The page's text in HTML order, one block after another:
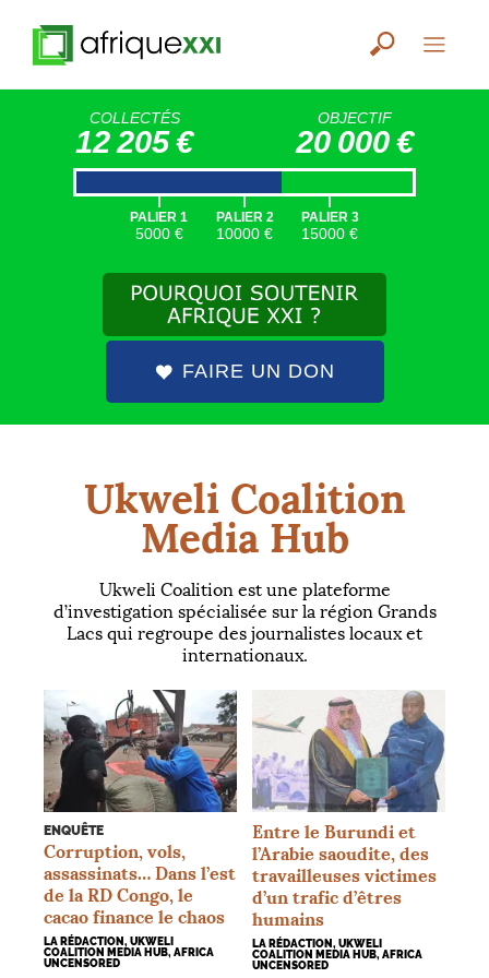
COLLECTÉS
12 205 €
OBJECTIF
20 000 €
|
PALIER 1
5000 €
|
PALIER 2
10000 €
|
PALIER 3
15000 €
FAIRE UN DON
Ukweli Coalition
Media Hub
Ukweli Coalition est une plateforme
d’investigation spécialisée sur la région Grands
Lacs qui regroupe des journalistes locaux et
internationaux.
ENQUÊTE
Corruption, vols,
assassinats… Dans l’est
de laRD Congo, le
cacao finance le chaos
LA RÉDACTION, UKWELI
COALITION MEDIA HUB, AFRICA
UNCENSORED
Entre le Burundi et
l’Arabie saoudite, des
travailleuses victimes
d’un trafic d’êtres
humains
LA RÉDACTION, UKWELI
COALITION MEDIA HUB, AFRICA
UNCENSORED